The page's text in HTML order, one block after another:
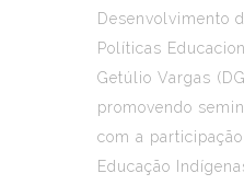
Desenvolvimento
Políticas
Getúlio Vargas
promovendo
com a
Educação